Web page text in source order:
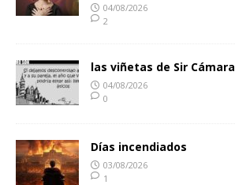
04/08/2026
2
las viñetas de Sir Cámara
04/08/2026
0
Días incendiados
03/08/2026
1